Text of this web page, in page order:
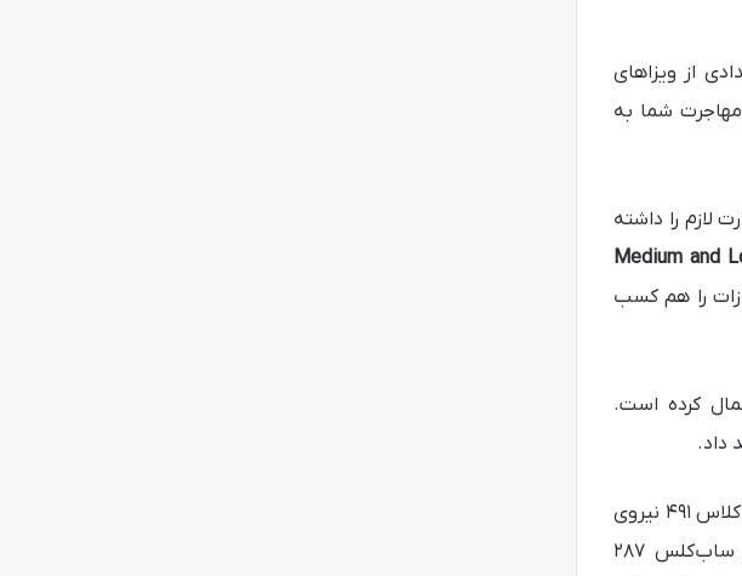
از ویزاهای
شما به
لازم را داشته
Medium and
را هم کسب
اعمال کرده است.
تغییرات نامبرده ساب‌کلس 489 (subclass) را تحت تأثیر قرار داده است که در حال حاضر ویزای کلاس ۴۹۱ نیروی
کار ماهر منتخب منطقه‌ای (491 Skilled Work Regional Provisional) نام دارد؛ همچنین ساب‌کلس ۲۸۷